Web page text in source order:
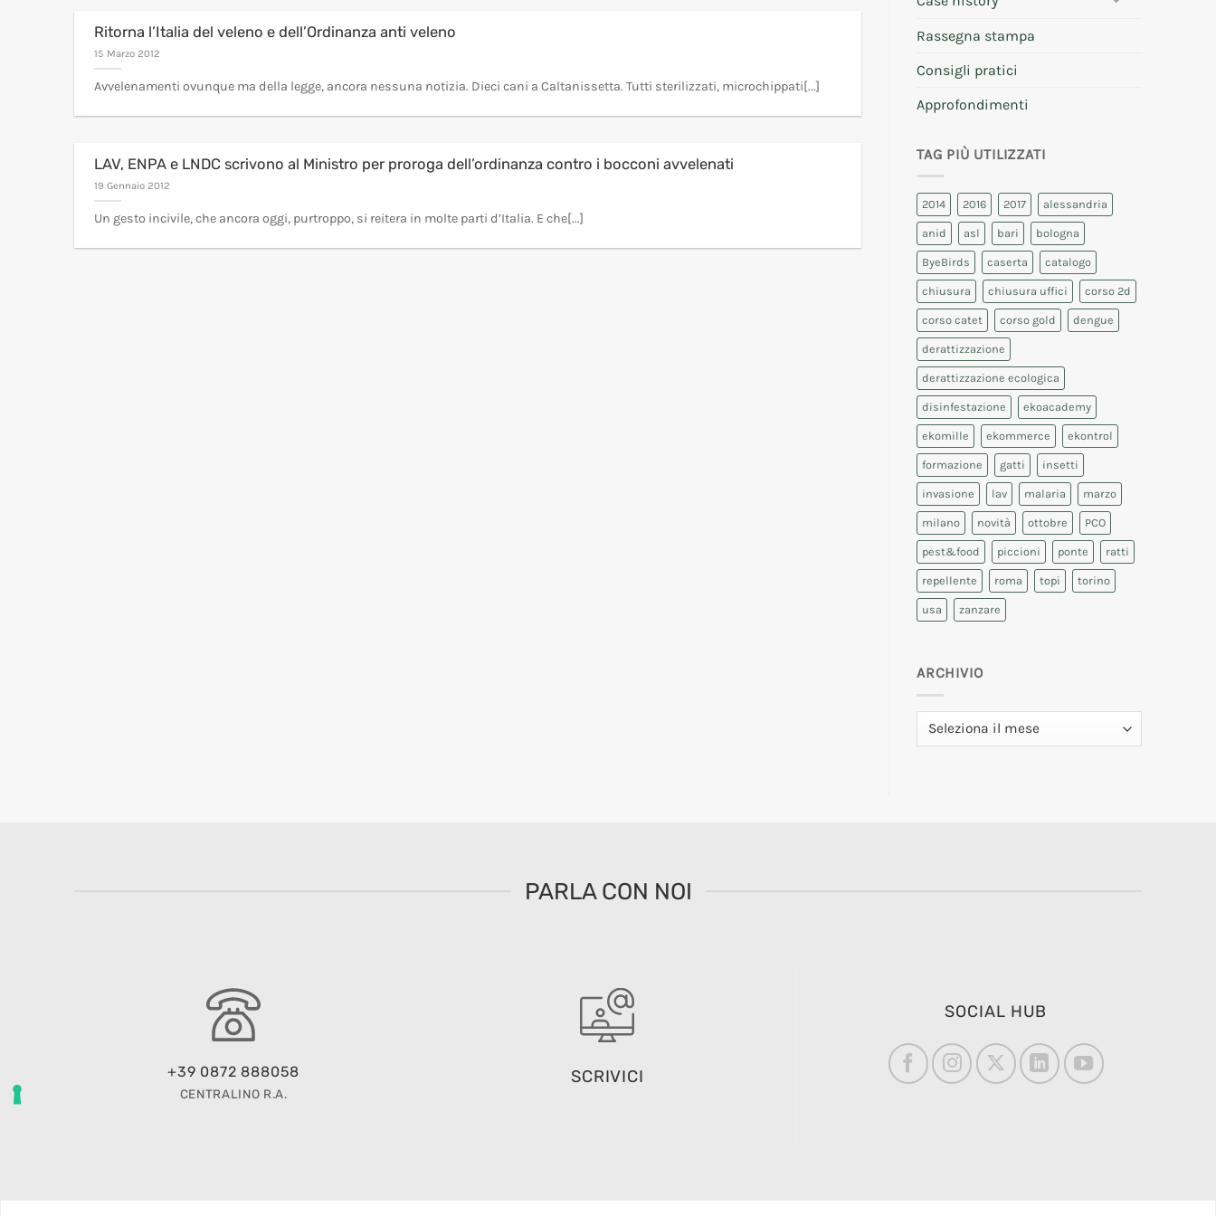
Ritorna l’Italia del veleno e dell’Ordinanza anti veleno
15 Marzo 2012
Avvelenamenti ovunque ma della legge, ancora nessuna notizia. Dieci cani a Caltanissetta. Tutti sterilizzati, microchippati[...]
LAV, ENPA e LNDC scrivono al Ministro per proroga dell’ordinanza contro i bocconi avvelenati
19 Gennaio 2012
Un gesto incivile, che ancora oggi, purtroppo, si reitera in molte parti d’Italia. E che[...]
Rassegna stampa
Consigli pratici
Approfondimenti
TAG PIÙ UTILIZZATI
2014 2016 2017 alessandria
anid asl bari bologna
ByeBirds caserta catalogo
chiusura chiusura uffici corso 2d
corso catet corso gold dengue
derattizzazione
derattizzazione ecologica
disinfestazione ekoacademy
ekomille ekommerce ekontrol
formazione gatti insetti
invasione lav malaria marzo
milano novità ottobre PCO
pest&food piccioni ponte ratti
repellente roma topi torino
usa zanzare
ARCHIVIO
Archivio
PARLA CON NOI
+39 0872 888058
CENTRALINO R.A.
SCRIVICI
SOCIAL HUB